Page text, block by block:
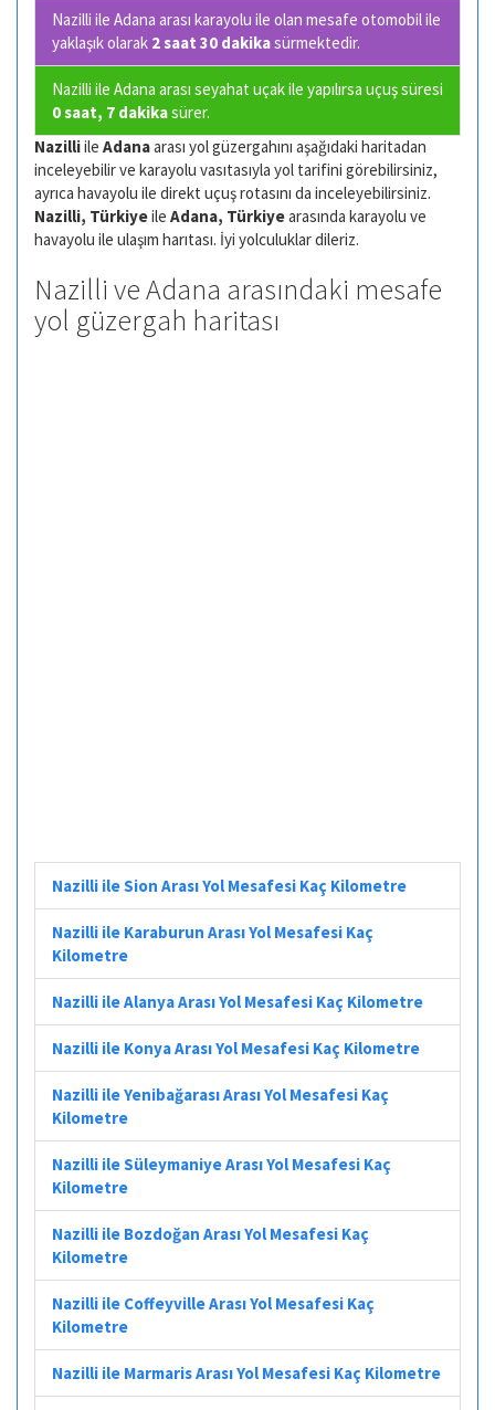
Nazilli ile Adana arası karayolu ile olan mesafe otomobil ile
yaklaşık olarak 2 saat 30 dakikasürmektedir.
Nazilli ile Adana arası seyahat uçak ile yapılırsa uçuş süresi
0 saat, 7 dakikasürer.
Nazilliile Adanaarası yol güzergahını aşağıdaki haritadan
inceleyebilir ve karayolu vasıtasıyla yol tarifini görebilirsiniz,
ayrıca havayolu ile direkt uçuş rotasını da inceleyebilirsiniz.
Nazilli, Türkiyeile Adana, Türkiyearasında karayolu ve
havayolu ile ulaşım harıtası. İyi yolculuklar dileriz.
Nazilli ve Adana arasındaki mesafe
yol güzergah haritası
Nazilli ile Sion Arası Yol Mesafesi Kaç Kilometre
Nazilli ile Karaburun Arası Yol Mesafesi Kaç
Kilometre
Nazilli ile Alanya Arası Yol Mesafesi Kaç Kilometre
Nazilli ile Konya Arası Yol Mesafesi Kaç Kilometre
Nazilli ile Yenibağarası Arası Yol Mesafesi Kaç
Kilometre
Nazilli ile Süleymaniye Arası Yol Mesafesi Kaç
Kilometre
Nazilli ile Bozdoğan Arası Yol Mesafesi Kaç
Kilometre
Nazilli ile Coffeyville Arası Yol Mesafesi Kaç
Kilometre
Nazilli ile Marmaris Arası Yol Mesafesi Kaç Kilometre